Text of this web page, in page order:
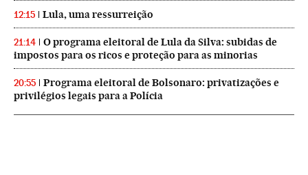
12:15 Lula, uma ressurreição
21:14
O programa eleitoral de Lula da Silva: subidas de
impostos para os ricos e proteção para as minorias
20:55
Programa eleitoral de Bolsonaro: privatizações e
privilégios legais para a Polícia